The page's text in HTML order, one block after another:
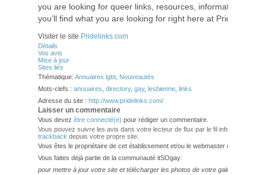
you are looking for queer links, resources, information,
you’ll find what you are looking for right here at PrideLinks!
Visiter le site Pridelinks.com
Détails
Vos avis
Mise à jour
Sites liés
Thématique: Annuaires lgbt Nouveautés
Mots-clefs : annuaires directory, gay, lesbienne links
Adresse du site : http://www.pridelinks.com/
Laisser un commentaire
Vous devez être connecté(e) pour rédiger un commentaire.
Vous pouvez suivre les avis dans votre lecteur de flux par le fil info
trackback depuis votre propre site.
Vous êtes le propriétaire de cet établissement et/ou le webmaster de ce site?
Vous faites déjà partie de la communauté itSOgay:
pour mettre à jour votre site et télécharger les photos de votre galerie,